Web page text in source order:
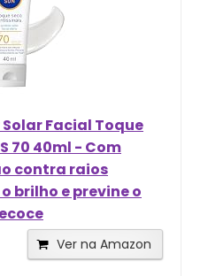
Solar Facial Toque
70 40ml - Com
contra raios
brilho e previne o
Ver na Amazon